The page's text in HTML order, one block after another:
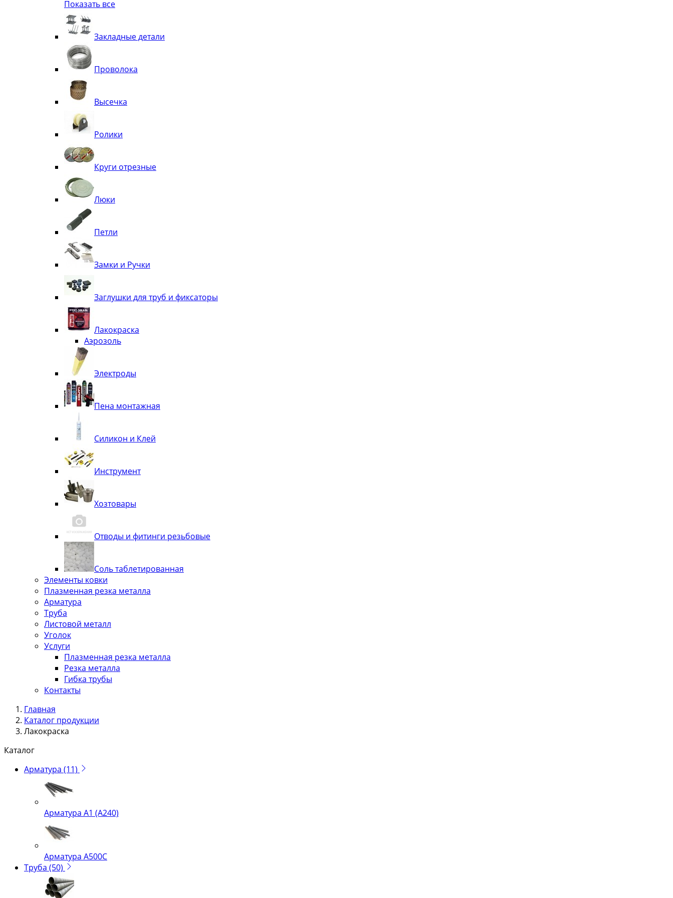
Квадрат
Труба декоративная
Элементы орнамента из квадрата, трубы
Узоры
Лавки
Показать все
Закладные детали
Проволока
Высечка
Ролики
Круги отрезные
Люки
Петли
Замки и Ручки
Заглушки для труб и фиксаторы
Лакокраска
Аэрозоль
Электроды
Пена монтажная
Силикон и Клей
Инструмент
Хозтовары
Отводы и фитинги резьбовые
Соль таблетированная
Элементы ковки
Плазменная резка металла
Арматура
Труба
Листовой металл
Уголок
Услуги
Плазменная резка металла
Резка металла
Гибка трубы
Контакты
Главная
Каталог продукции
Лакокраска
Каталог
Арматура (11)
Арматура А1 (А240)
Арматура А500С
Труба (50)